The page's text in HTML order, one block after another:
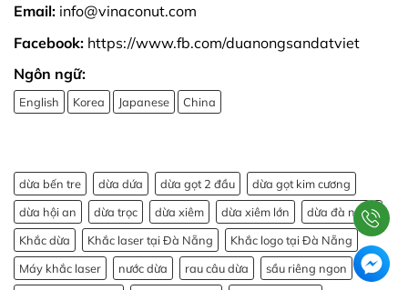
Email: info@vinaconut.com
Facebook: https://www.fb.com/duanongsandatviet
Ngôn ngữ:
English Korea Japanese China
dừa bến tre dừa dứa dừa gọt 2 đầu
dừa gọt kim cương
dừa hội an
dừa trọc dừa xiêm dừa xiêm lớn
dừa đà nẵng
Khắc dừa
Khắc laser tại Đà Nẵng
Khắc logo tại Đà Nẵng
Máy khắc laser
nước dừa rau câu dừa
sầu riêng ngon